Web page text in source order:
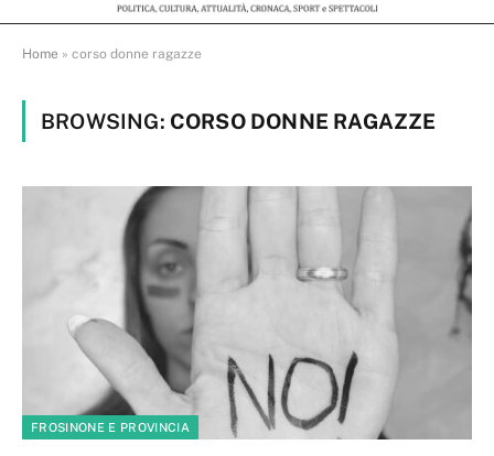
Home » corso donne ragazze
BROWSING: CORSO DONNE RAGAZZE
FROSINONE E PROVINCIA